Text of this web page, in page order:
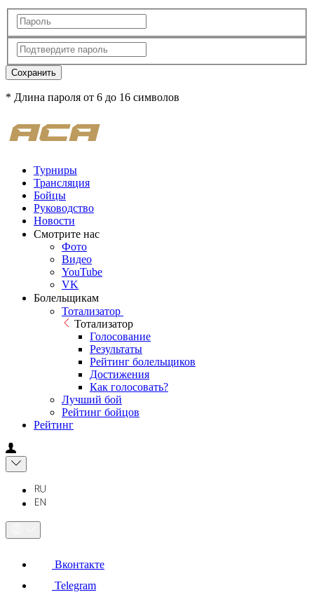
Сохранить
* Длина пароля от 6 до 16 символов
Турниры
Трансляция
Бойцы
Руководство
Новости
Смотрите нас
Фото
Видео
YouTube
VK
Болельщикам
Тотализатор
Тотализатор
Голосование
Результаты
Рейтинг болельщиков
Достижения
Как голосовать?
Лучший бой
Рейтинг бойцов
Рейтинг
Вконтакте
Telegram